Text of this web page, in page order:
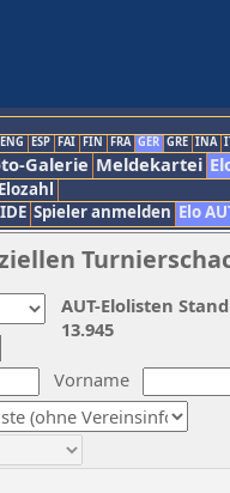
ENG ESP FAI FIN FRA GER GRE INA
Galerie Meldekartei
Spieler anmelden Elo
Vorname
AUT-Elolisten
13.945